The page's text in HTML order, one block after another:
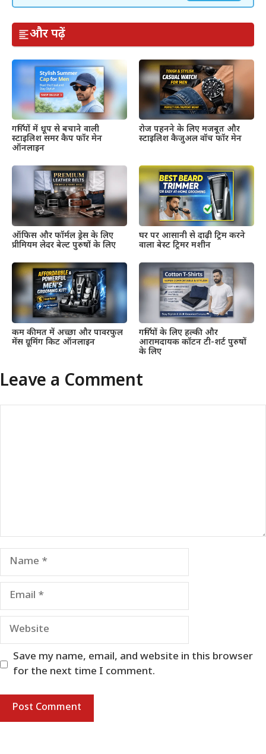
और पढ़ें
गर्मियों में धूप से बचाने वाली
स्टाइलिश समर कैप फॉर मेन
ऑनलाइन
रोज पहनने के लिए मजबूत और
स्टाइलिश कैजुअल वॉच फॉर मेन
ऑफिस और फॉर्मल ड्रेस के लिए
प्रीमियम लेदर बेल्ट पुरुषों के लिए
घर पर आसानी से दाढ़ी ट्रिम करने
वाला बेस्ट ट्रिमर मशीन
कम कीमत में अच्छा और पावरफुल
मेंस ग्रूमिंग किट ऑनलाइन
गर्मियों के लिए हल्की और
आरामदायक कॉटन टी-शर्ट पुरुषों
के लिए
Leave a Comment
Name
Email
Website
Save my name, email, and website in this browser
for the next time I comment.